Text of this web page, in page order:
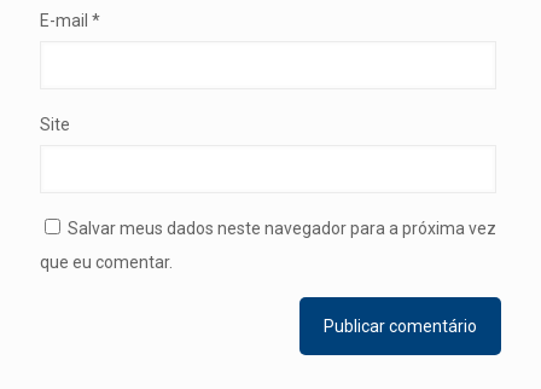
E-mail *
Site
Salvar meus dados neste navegador para a próxima vez
que eu comentar.